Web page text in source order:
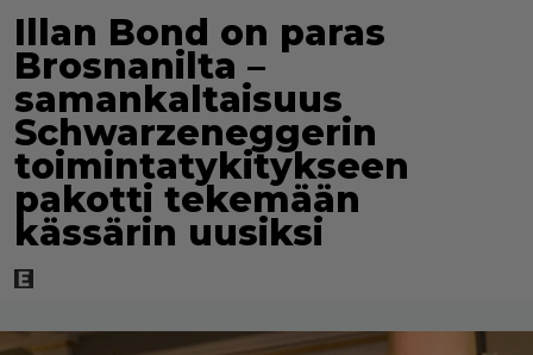
Illan Bond on paras
Brosnanilta –
samankaltaisuus
Schwarzeneggerin
toimintatykitykseen
pakotti tekemään
kässärin uusiksi